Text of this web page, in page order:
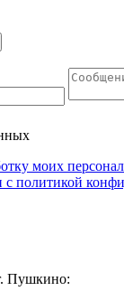
моих
с политикой
Пушкино: